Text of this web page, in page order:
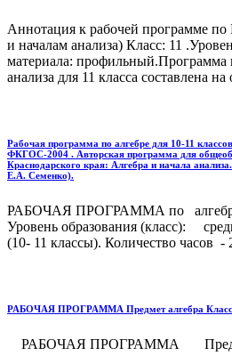
Аннотация к рабочей программе
и началам анализа) Класс: 11
материала: профильный.Программа
анализа для 11 класса составлена на
Рабочая программа по алгебре для 10-11
ФКГОС-2004 . Авторская программа для
Краснодарского края: Алгебра и начала
Е.А. Семенко).
РАБОЧАЯ ПРОГРАММА по алгебре
Уровень образования (класс):
(10- 11 классы). Количество часов -
РАБОЧАЯ ПРОГРАММА Предмет алгебра Класс
РАБОЧАЯ ПРОГРАММА